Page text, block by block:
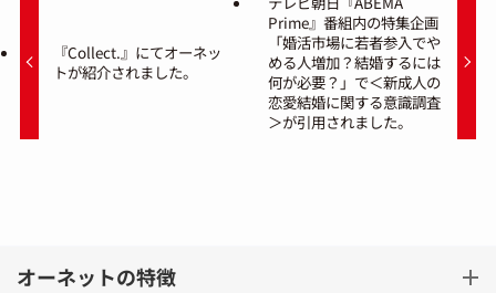
『Collect.』にてオーネッ
トが紹介されました。
Prime』番組内の特集企画
「婚活市場に若者参入でや
める人増加？結婚するには
何が必要？」で＜新成人の
恋愛結婚に関する意識調査
＞が引用されました。
オーネットの特徴